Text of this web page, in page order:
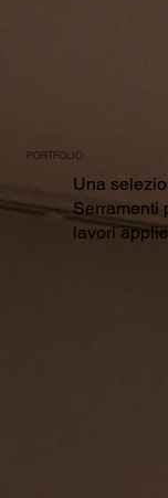
PORTFOLIO
Una
Serramenti
lavori